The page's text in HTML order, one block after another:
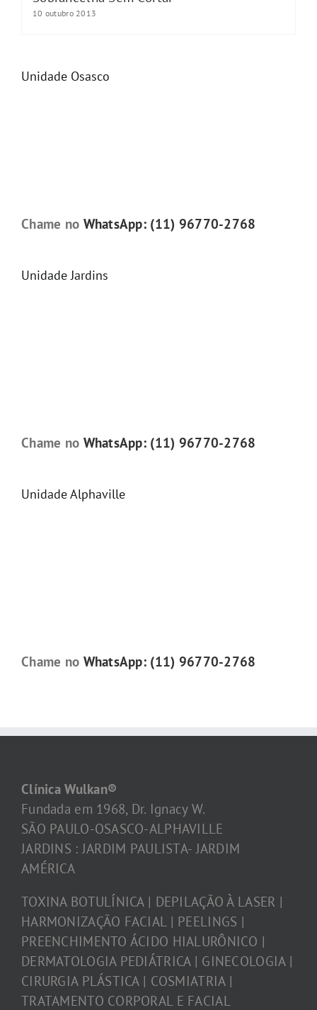
10 outubro 2013
Unidade Osasco
Chame no WhatsApp: (11) 96770-2768
Unidade Jardins
Chame no WhatsApp: (11) 96770-2768
Unidade Alphaville
Chame no WhatsApp: (11) 96770-2768
Clínica Wulkan®
Fundada em 1968, Dr. Ignacy W.
SÃO PAULO-OSASCO-ALPHAVILLE
JARDINS : JARDIM PAULISTA- JARDIM
AMÉRICA
TOXINA BOTULÍNICA | DEPILAÇÃO À LASER |
HARMONIZAÇÃO FACIAL | PEELINGS |
PREENCHIMENTO ÁCIDO HIALURÔNICO |
DERMATOLOGIA PEDIÁTRICA | GINECOLOGIA |
CIRURGIA PLÁSTICA | COSMIATRIA |
TRATAMENTO CORPORAL E FACIAL